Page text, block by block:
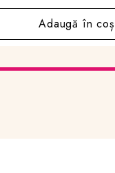
Adaugă în coș